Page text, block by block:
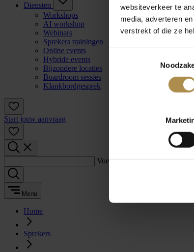
websiteverkeer te
media, adverteren
verstrekt of die ze
Diensten
Workshops
AI workshop
Webinars
Sprekers trainingen
Online events
Hybride events
Bijzondere locaties
Boardroom sessies
Klankbordgesprek
Start jouw aanvraag
Voer een zoekterm in:
Menu
Home
Sprekers